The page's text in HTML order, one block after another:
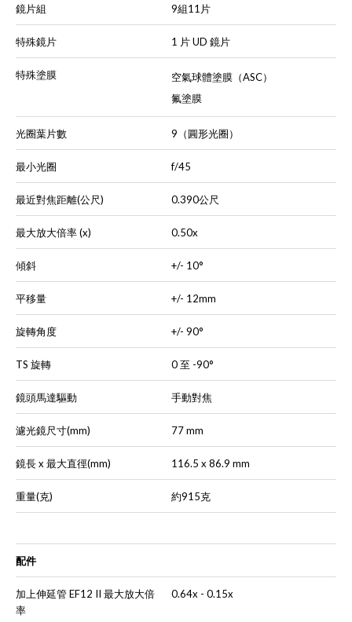
鏡片組 9組11片
特殊鏡片 1 片 UD 鏡片
特殊塗膜
空氣球體塗膜（ASC）
氟塗膜
光圈葉片數 9（圓形光圈）
最小光圈 f/45
最近對焦距離(公尺) 0.390公尺
最大放大倍率 (x) 0.50x
傾斜 +/- 10°
平移量 +/- 12mm
旋轉角度 +/- 90°
TS 旋轉 0 至 -90°
鏡頭馬達驅動 手動對焦
濾光鏡尺寸(mm) 77 mm
鏡長 x 最大直徑(mm) 116.5 x 86.9 mm
重量(克) 約915克
配件
加上伸延管 EF12 II 最大放大倍
率
0.64x - 0.15x